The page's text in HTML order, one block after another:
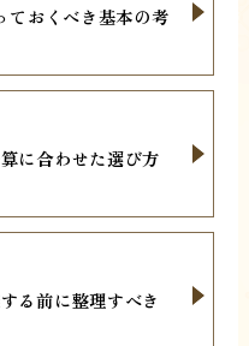
おくべき基本の考
に合わせた選び方
る前に整理すべき